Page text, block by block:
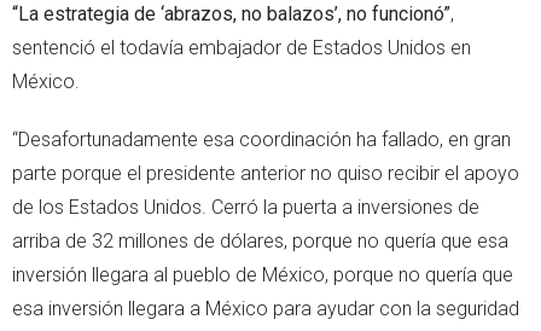
“La estrategia de ‘abrazos, no balazos’, no funcionó”,
sentenció el todavía embajador de Estados Unidos en
México.
“Desafortunadamente esa coordinación ha fallado, en gran
parte porque el presidente anterior no quiso recibir el apoyo
de los Estados Unidos. Cerró la puerta a inversiones de
arriba de 32 millones de dólares, porque no quería que esa
inversión llegara al pueblo de México, porque no quería que
esa inversión llegara a México para ayudar con la seguridad